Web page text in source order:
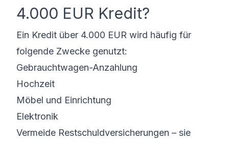
4.000 EUR Kredit?
Ein Kredit über 4.000 EUR wird häufig für
folgende Zwecke genutzt:
Gebrauchtwagen-Anzahlung
Hochzeit
Möbel und Einrichtung
Elektronik
Vermeide Restschuldversicherungen – sie